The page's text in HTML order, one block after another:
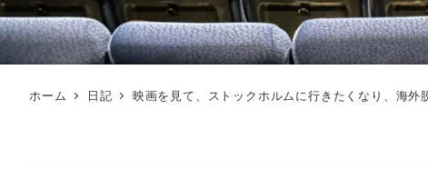
ホーム 日記 映画を見て、ストックホルムに行きたくなり、海